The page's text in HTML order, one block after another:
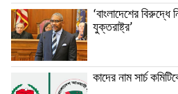
‘বাংলাদেশের
যুক্তরাষ্ট্র’
কাদের নাম সার্চ